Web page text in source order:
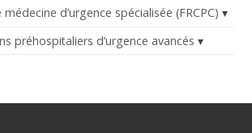
d’urgence spécialisée (FRCPC)
préhospitaliers d’urgence avancés